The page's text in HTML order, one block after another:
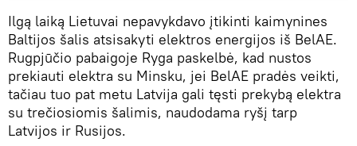
Ilgą laiką Lietuvai nepavykdavo įtikinti kaimynines
Baltijos šalis atsisakyti elektros energijos iš BelAE.
Rugpjūčio pabaigoje Ryga paskelbė, kad nustos
prekiauti elektra su Minsku, jei BelAE pradės veikti,
tačiau tuo pat metu Latvija gali tęsti prekybą elektra
su trečiosiomis šalimis, naudodama ryšį tarp
Latvijos ir Rusijos.